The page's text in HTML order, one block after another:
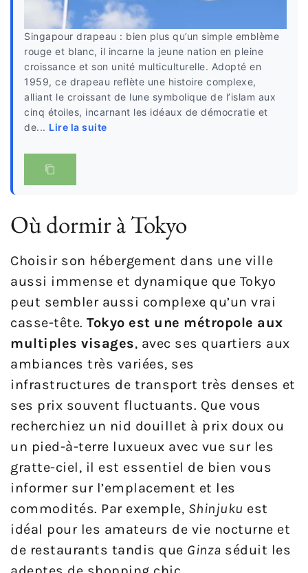
Singapour drapeau : bien plus qu’un simple emblème
rouge et blanc, il incarne la jeune nation en pleine
croissance et son unité multiculturelle. Adopté en
1959, ce drapeau reflète une histoire complexe,
alliant le croissant de lune symbolique de l’islam aux
cinq étoiles, incarnant les idéaux de démocratie et
de... Lire la suite
Où dormir à Tokyo
Choisir son hébergement dans une ville
aussi immense et dynamique que Tokyo
peut sembler aussi complexe qu’un vrai
casse-tête. Tokyo est une métropole aux
multiples visages, avec ses quartiers aux
ambiances très variées, ses
infrastructures de transport très denses et
ses prix souvent fluctuants. Que vous
recherchiez un nid douillet à prix doux ou
un pied-à-terre luxueux avec vue sur les
gratte-ciel, il est essentiel de bien vous
informer sur l’emplacement et les
commodités. Par exemple, Shinjuku est
idéal pour les amateurs de vie nocturne et
de restaurants tandis que Ginza séduit les